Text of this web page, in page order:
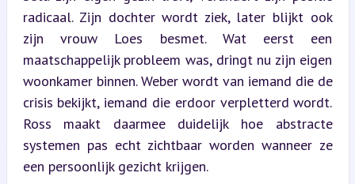
radicaal. Zijn dochter wordt ziek, later blijkt ook
zijn vrouw Loes besmet. Wat eerst een
maatschappelijk probleem was, dringt nu zijn eigen
woonkamer binnen. Weber wordt van iemand die de
crisis bekijkt, iemand die erdoor verpletterd wordt.
Ross maakt daarmee duidelijk hoe abstracte
systemen pas echt zichtbaar worden wanneer ze
een persoonlijk gezicht krijgen.